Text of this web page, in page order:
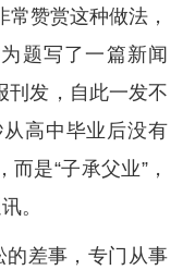
赞赏这种做法，
题写了一篇新闻
刊发，自此一发不
高中毕业后没有
是“子承父业”，
。
的差事，专门从事